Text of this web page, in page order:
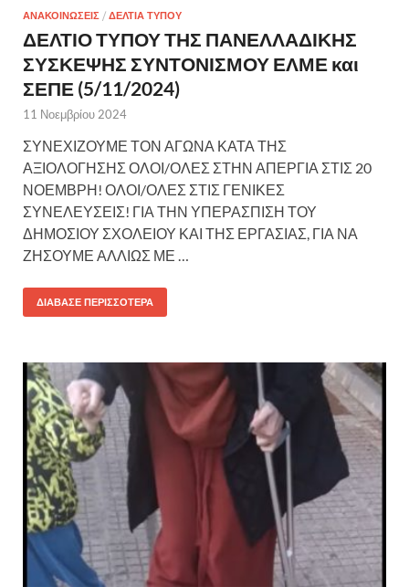
ΑΝΑΚΟΙΝΩΣΕΙΣ / ΔΕΛΤΙΑ ΤΥΠΟΥ
ΔΕΛΤΙΟ ΤΥΠΟΥ ΤΗΣ ΠΑΝΕΛΛΑΔΙΚΗΣ
ΣΥΣΚΕΨΗΣ ΣΥΝΤΟΝΙΣΜΟΥ ΕΛΜΕ και
ΣΕΠΕ (5/11/2024)
11 Νοεμβρίου 2024
ΣΥΝΕΧΙΖΟΥΜΕ ΤΟΝ ΑΓΩΝΑ ΚΑΤΑ ΤΗΣ
ΑΞΙΟΛΟΓΗΣΗΣ ΟΛΟΙ/ΟΛΕΣ ΣΤΗΝ ΑΠΕΡΓΙΑ ΣΤΙΣ 20
ΝΟΕΜΒΡΗ! ΟΛΟΙ/ΟΛΕΣ ΣΤΙΣ ΓΕΝΙΚΕΣ
ΣΥΝΕΛΕΥΣΕΙΣ! ΓΙΑ ΤΗΝ ΥΠΕΡΑΣΠΙΣΗ ΤΟΥ
ΔΗΜΟΣΙΟΥ ΣΧΟΛΕΙΟΥ ΚΑΙ ΤΗΣ ΕΡΓΑΣΙΑΣ, ΓΙΑ ΝΑ
ΖΗΣΟΥΜΕ ΑΛΛΙΩΣ ΜΕ …
ΔΙΆΒΑΣΕ ΠΕΡΙΣΣΌΤΕΡΑ